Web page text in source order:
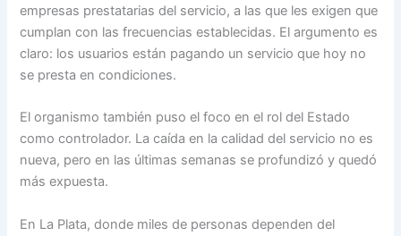
empresas prestatarias del servicio, a las que les exigen que
cumplan con las frecuencias establecidas. El argumento es
claro: los usuarios están pagando un servicio que hoy no
se presta en condiciones.
El organismo también puso el foco en el rol del Estado
como controlador. La caída en la calidad del servicio no es
nueva, pero en las últimas semanas se profundizó y quedó
más expuesta.
En La Plata, donde miles de personas dependen del